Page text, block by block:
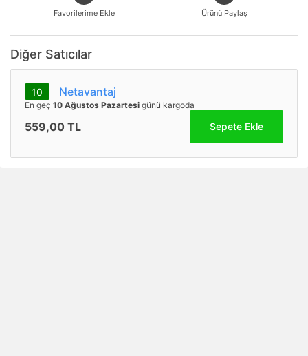
Favorilerime Ekle Ürünü Paylaş
Diğer Satıcılar
10 Netavantaj
En geç 10 Ağustos Pazartesi günü kargoda
559,00 TL Sepete Ekle